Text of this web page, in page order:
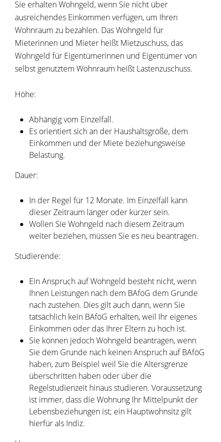
Sie erhalten Wohngeld, wenn Sie nicht über
ausreichendes Einkommen verfügen, um Ihren
Wohnraum zu bezahlen. Das Wohngeld für
Mieterinnen und Mieter heißt Mietzuschuss, das
Wohngeld für Eigentümerinnen und Eigentümer von
selbst genutztem Wohnraum heißt Lastenzuschuss.
Höhe:
Abhängig vom Einzelfall.
Es orientiert sich an der Haushaltsgröße, dem
Einkommen und der Miete beziehungsweise
Belastung.
Dauer:
In der Regel für 12 Monate. Im Einzelfall kann
dieser Zeitraum länger oder kürzer sein.
Wollen Sie Wohngeld nach diesem Zeitraum
weiter beziehen, müssen Sie es neu beantragen.
Studierende:
Ein Anspruch auf Wohngeld besteht nicht, wenn
Ihnen Leistungen nach dem BAföG dem Grunde
nach zustehen. Dies gilt auch dann, wenn Sie
tatsächlich kein BAföG erhalten, weil Ihr eigenes
Einkommen oder das Ihrer Eltern zu hoch ist.
Sie können jedoch Wohngeld beantragen, wenn
Sie dem Grunde nach keinen Anspruch auf BAföG
haben, zum Beispiel weil Sie die Altersgrenze
überschritten haben oder über die
Regelstudienzeit hinaus studieren. Voraussetzung
ist immer, dass die Wohnung Ihr Mittelpunkt der
Lebensbeziehungen ist; ein Hauptwohnsitz gilt
hierfür als Indiz.